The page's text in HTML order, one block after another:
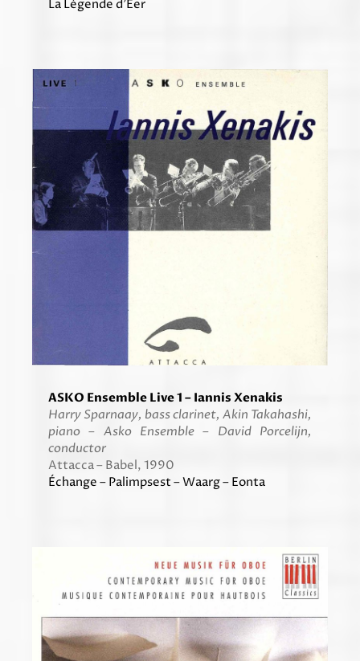
La Légende d’Eer
ASKO Ensemble Live 1 – Iannis Xenakis
Harry Sparnaay, bass clarinet, Akin Takahashi,
piano – Asko Ensemble – David Porcelijn,
conductor
Attacca – Babel, 1990
Échange – Palimpsest – Waarg – Eonta